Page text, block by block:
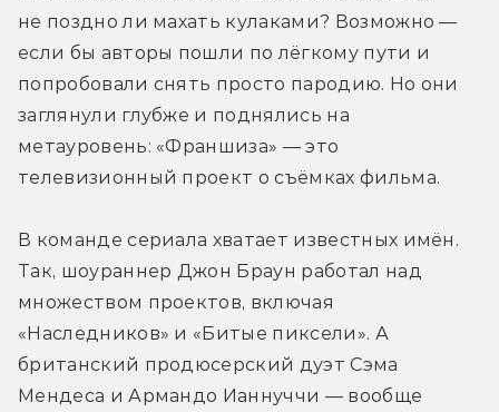
не поздно ли махать кулаками? Возможно —
если бы авторы пошли по лёгкому пути и
попробовали снять просто пародию. Но они
заглянули глубже и поднялись на
метауровень: «Франшиза» — это
телевизионный проект о съёмках фильма.
В команде сериала хватает известных имён.
Так, шоураннер Джон Браун работал над
множеством проектов, включая
«Наследников» и «Битые пиксели». А
британский продюсерский дуэт Сэма
Мендеса и Армандо Ианнуччи — вообще